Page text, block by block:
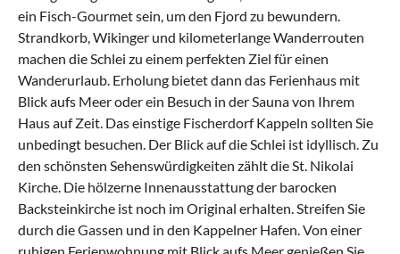
ein Fisch-Gourmet sein, um den Fjord zu bewundern.
Strandkorb, Wikinger und kilometerlange Wanderrouten
machen die Schlei zu einem perfekten Ziel für einen
Wanderurlaub. Erholung bietet dann das Ferienhaus mit
Blick aufs Meer oder ein Besuch in der Sauna von Ihrem
Haus auf Zeit. Das einstige FischerdorfKappeln sollten Sie
unbedingt besuchen. Der Blick auf die Schlei ist idyllisch. Zu
den schönsten Sehenswürdigkeiten zählt die St. Nikolai
Kirche. Die hölzerne Innenausstattung der barocken
Backsteinkirche ist noch im Original erhalten. Streifen Sie
durch die Gassen und in den Kappelner Hafen. Von einer